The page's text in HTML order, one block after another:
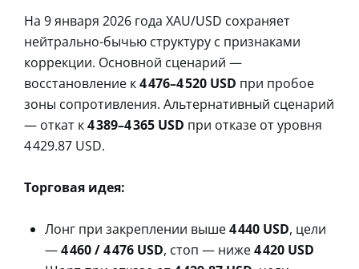
На 9 января 2026 года XAU/USD сохраняет
нейтрально-бычью структуру с признаками
коррекции. Основной сценарий —
восстановление к4 476–4 520 USD при пробое
зоны сопротивления. Альтернативный сценарий
— откат к4 389–4 365 USD при отказе от уровня
4 429.87 USD.
Торговая идея:
Лонг при закреплении выше4 440 USD, цели
—4 460 / 4 476 USD, стоп — ниже4 420 USD